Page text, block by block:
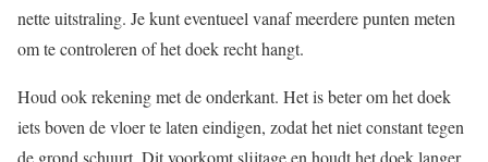
nette uitstraling. Je kunt eventueel vanaf meerdere punten meten
om te controleren of het doek recht hangt.
Houd ook rekening met de onderkant. Het is beter om het doek
iets boven de vloer te laten eindigen, zodat het niet constant tegen
de grond schuurt. Dit voorkomt slijtage en houdt het doek langer